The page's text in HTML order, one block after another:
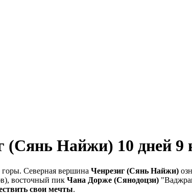
(Сянь Найжи) 10 дней 9
Северная вершина Ченрезиг (Сянь Найжи)
восточный пик Чана Дорже (Сянодоцзи)
свои мечты.